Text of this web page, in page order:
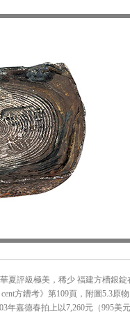
夏評級極美，稀少 福建方槽銀
方鏪考》第109頁，附圖5.3原
年嘉德春拍上以7,260元（995